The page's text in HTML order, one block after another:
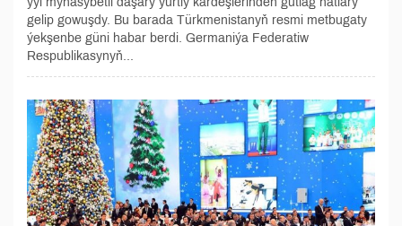
gelip gowuşdy. Bu barada Türkmenistanyň resmi metbugaty
ýekşenbe güni habar berdi. Germaniýa Federatiw
Respublikasynyň...